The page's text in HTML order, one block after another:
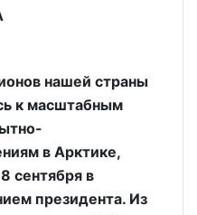
нашей страны
к масштабным
в Арктике,
сентября в
президента. Из